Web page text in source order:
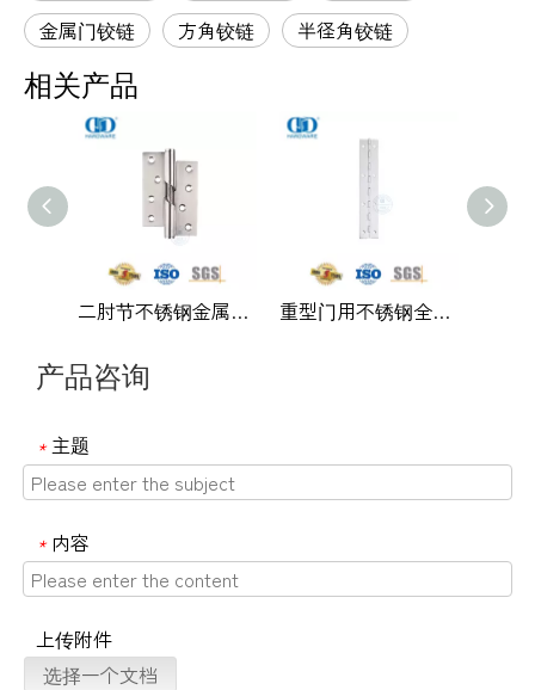
金属门铰链
方角铰链 半径角铰链
相关产品
二肘节不锈钢金属门铰链制造商中国铰链-DDSS016 重型门用不锈钢全榫眼连续钢琴合页-DDSS050
产品咨询
* 主题
* 内容
上传附件
选择一个文档